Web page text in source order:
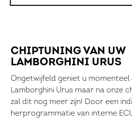
CHIPTUNING VAN UW
LAMBORGHINI URUS
Ongetwijfeld geniet u momenteel
Lamborghini Urus maar na onze
zal dit nog meer zijn! Door een
herprogrammatie van interne